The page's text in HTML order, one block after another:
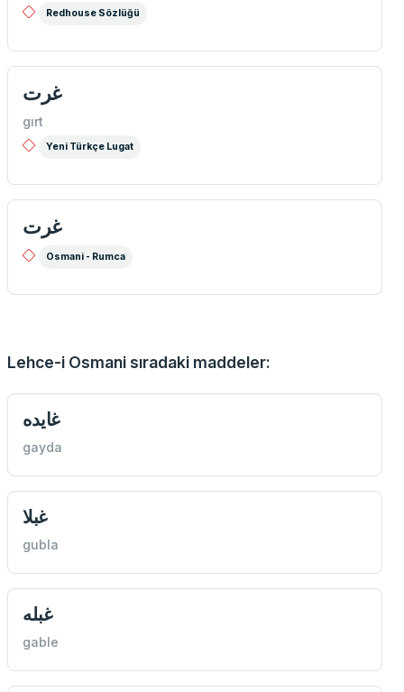
Redhouse Sözlüğü
غرت
gırt
Yeni Türkçe Lugat
غرت
Osmani - Rumca
Lehce-i Osmani sıradaki maddeler:
غايده
gayda
غبلا
gubla
غبله
gable